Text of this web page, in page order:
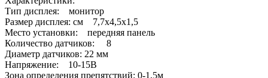
Тип дисплея: монитор
Размер дисплея: см 7,7х4,5х1,5
Место установки: передняя панель
Количество датчиков: 8
Диаметр датчиков: 22 мм
Напряжение: 10-15В
Зона определения препятствий: 0-1,5м